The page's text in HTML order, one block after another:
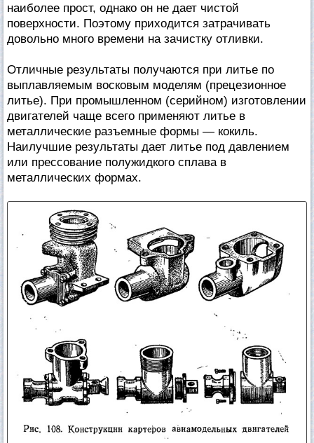
наиболее прост, однако он не дает чистой
поверхности. Поэтому приходится затрачивать
довольно много времени на зачистку отливки.
Отличные результаты получаются при литье по
выплавляемым восковым моделям (прецезионное
литье). При промышленном (серийном) изготовлении
двигателей чаще всего применяют литье в
металлические разъемные формы — кокиль.
Наилучшие результаты дает литье под давлением
или прессование полужидкого сплава в
металлических формах.